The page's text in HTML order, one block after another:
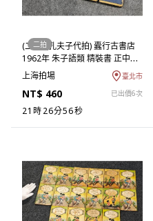
二拍
(二拍) (孔夫子代拍) 蠹行古書店
1962年 朱子語類 精裝書 正中書
局印行 8冊全 品相如圖 (拍品在
上海拍場 臺北市
NT$ 460 已出價6次
21時26分55秒